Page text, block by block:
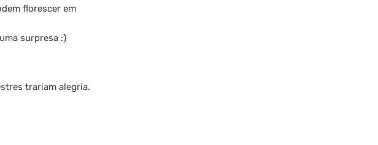
florescer em
surpresa :)
trariam alegria.